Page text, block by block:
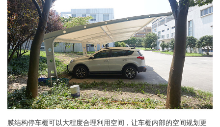
膜结构停车棚可以大程度合理利用空间，让车棚内部的空间规划更